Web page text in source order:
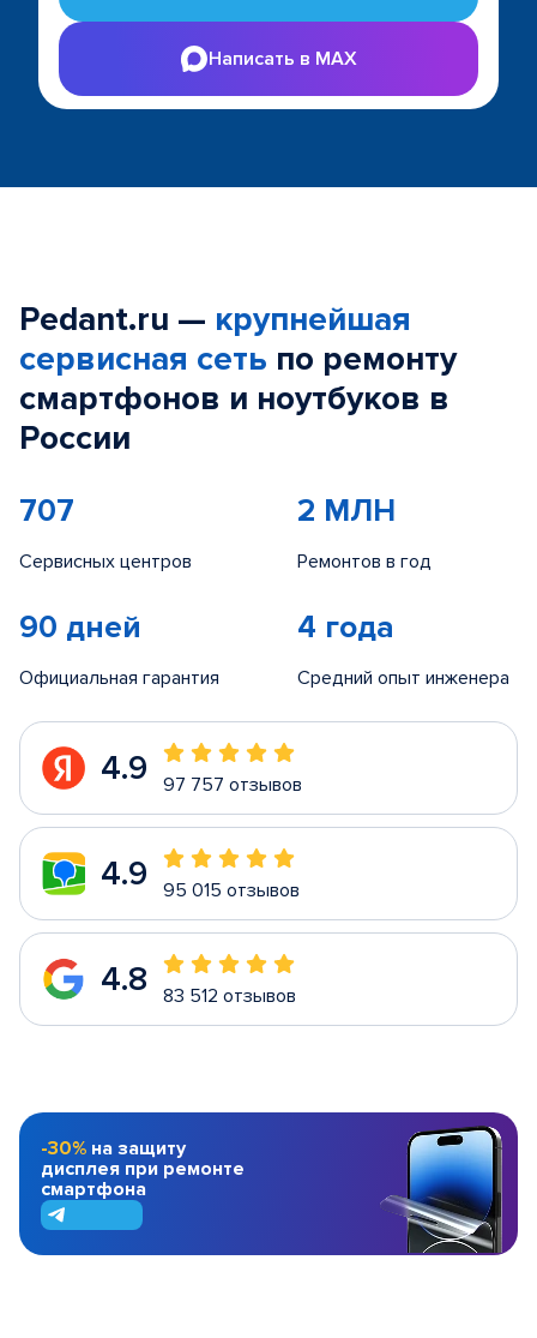
Написать в MAX
Pedant.ru — крупнейшая
сервисная сеть по ремонту
смартфонов и ноутбуков в
России
707
Сервисных центров
2 МЛН
Ремонтов в год
90 дней
Официальная гарантия
4 года
Средний опыт инженера
4.9 97 757 отзывов
4.9 95 015 отзывов
4.8 83 512 отзывов
-30% на защиту
дисплея при ремонте
смартфона